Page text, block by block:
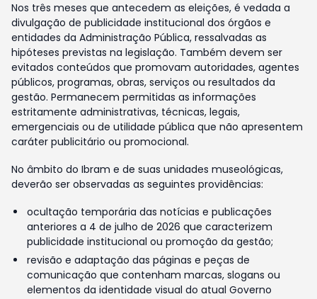
Nos três meses que antecedem as eleições, é vedada a
divulgação de publicidade institucional dos órgãos e
entidades da Administração Pública, ressalvadas as
hipóteses previstas na legislação. Também devem ser
evitados conteúdos que promovam autoridades, agentes
públicos, programas, obras, serviços ou resultados da
gestão. Permanecem permitidas as informações
estritamente administrativas, técnicas, legais,
emergenciais ou de utilidade pública que não apresentem
caráter publicitário ou promocional.
No âmbito do Ibram e de suas unidades museológicas,
deverão ser observadas as seguintes providências:
ocultação temporária das notícias e publicações
anteriores a 4 de julho de 2026 que caracterizem
publicidade institucional ou promoção da gestão;
revisão e adaptação das páginas e peças de
comunicação que contenham marcas, slogans ou
elementos da identidade visual do atual Governo